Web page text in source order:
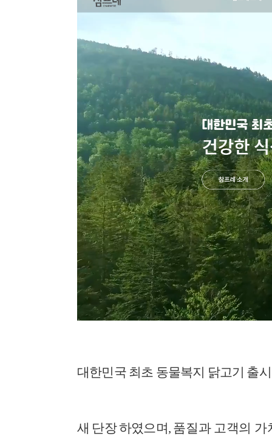
대한민국 최초 동물복지 닭고기 출
새 단장 하였으며, 품질과 고객의 가